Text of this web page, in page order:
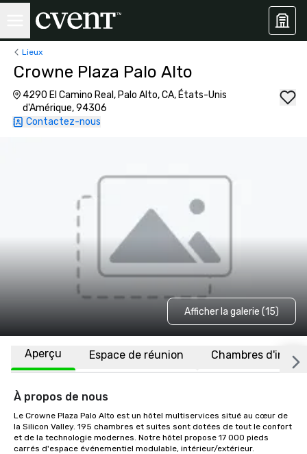
Lieux
Crowne Plaza Palo Alto
4290 El Camino Real, Palo Alto, CA, États-Unis
d'Amérique, 94306
Contactez-nous
Afficher la galerie (15)
Aperçu Espace de réunion Chambres
À propos de nous
Le Crowne Plaza Palo Alto est un hôtel multiservices situé au cœur de
la Silicon Valley. 195 chambres et suites sont dotées de tout le confort
et de la technologie modernes. Notre hôtel propose 17 000 pieds
carrés d'espace événementiel modulable, intérieur/extérieur.